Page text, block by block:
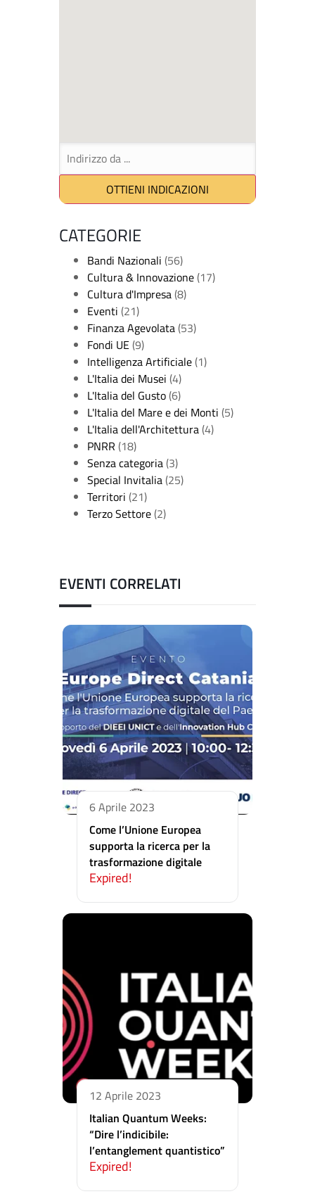
CATEGORIE
Bandi Nazionali (56)
Cultura & Innovazione(17)
Cultura d'Impresa(8)
Eventi (21)
Finanza Agevolata(53)
Fondi UE(9)
Intelligenza Artificiale(1)
L'Italia dei Musei (4)
L'Italia del Gusto(6)
L'Italia del Mare e dei Monti (5)
L'Italia dell'Architettura(4)
PNRR (18)
Senza categoria(3)
Special Invitalia(25)
Territori (21)
Terzo Settore(2)
EVENTI CORRELATI
6 Aprile 2023
Come l’Unione Europea
supporta la ricerca per la
trasformazione digitale
Expired!
12 Aprile 2023
Italian Quantum Weeks:
“Dire l’indicibile:
l’entanglement quantistico”
Expired!